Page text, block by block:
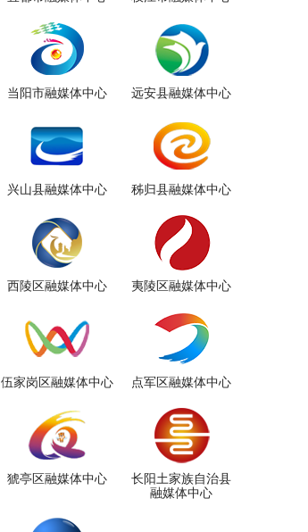
当阳市融媒体中心 远安县融媒体中心
兴山县融媒体中心 秭归县融媒体中心
西陵区融媒体中心 夷陵区融媒体中心
伍家岗区融媒体中心 点军区融媒体中心
猇亭区融媒体中心
长阳土家族自治县
融媒体中心